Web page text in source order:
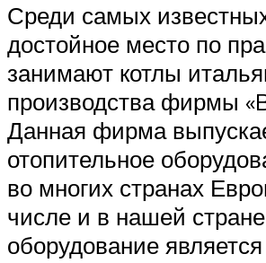
Среди самых
достойное место по
занимают котлы
производства фирмы
Данная фирма
отопительное
во многих странах
числе и в нашей
оборудование